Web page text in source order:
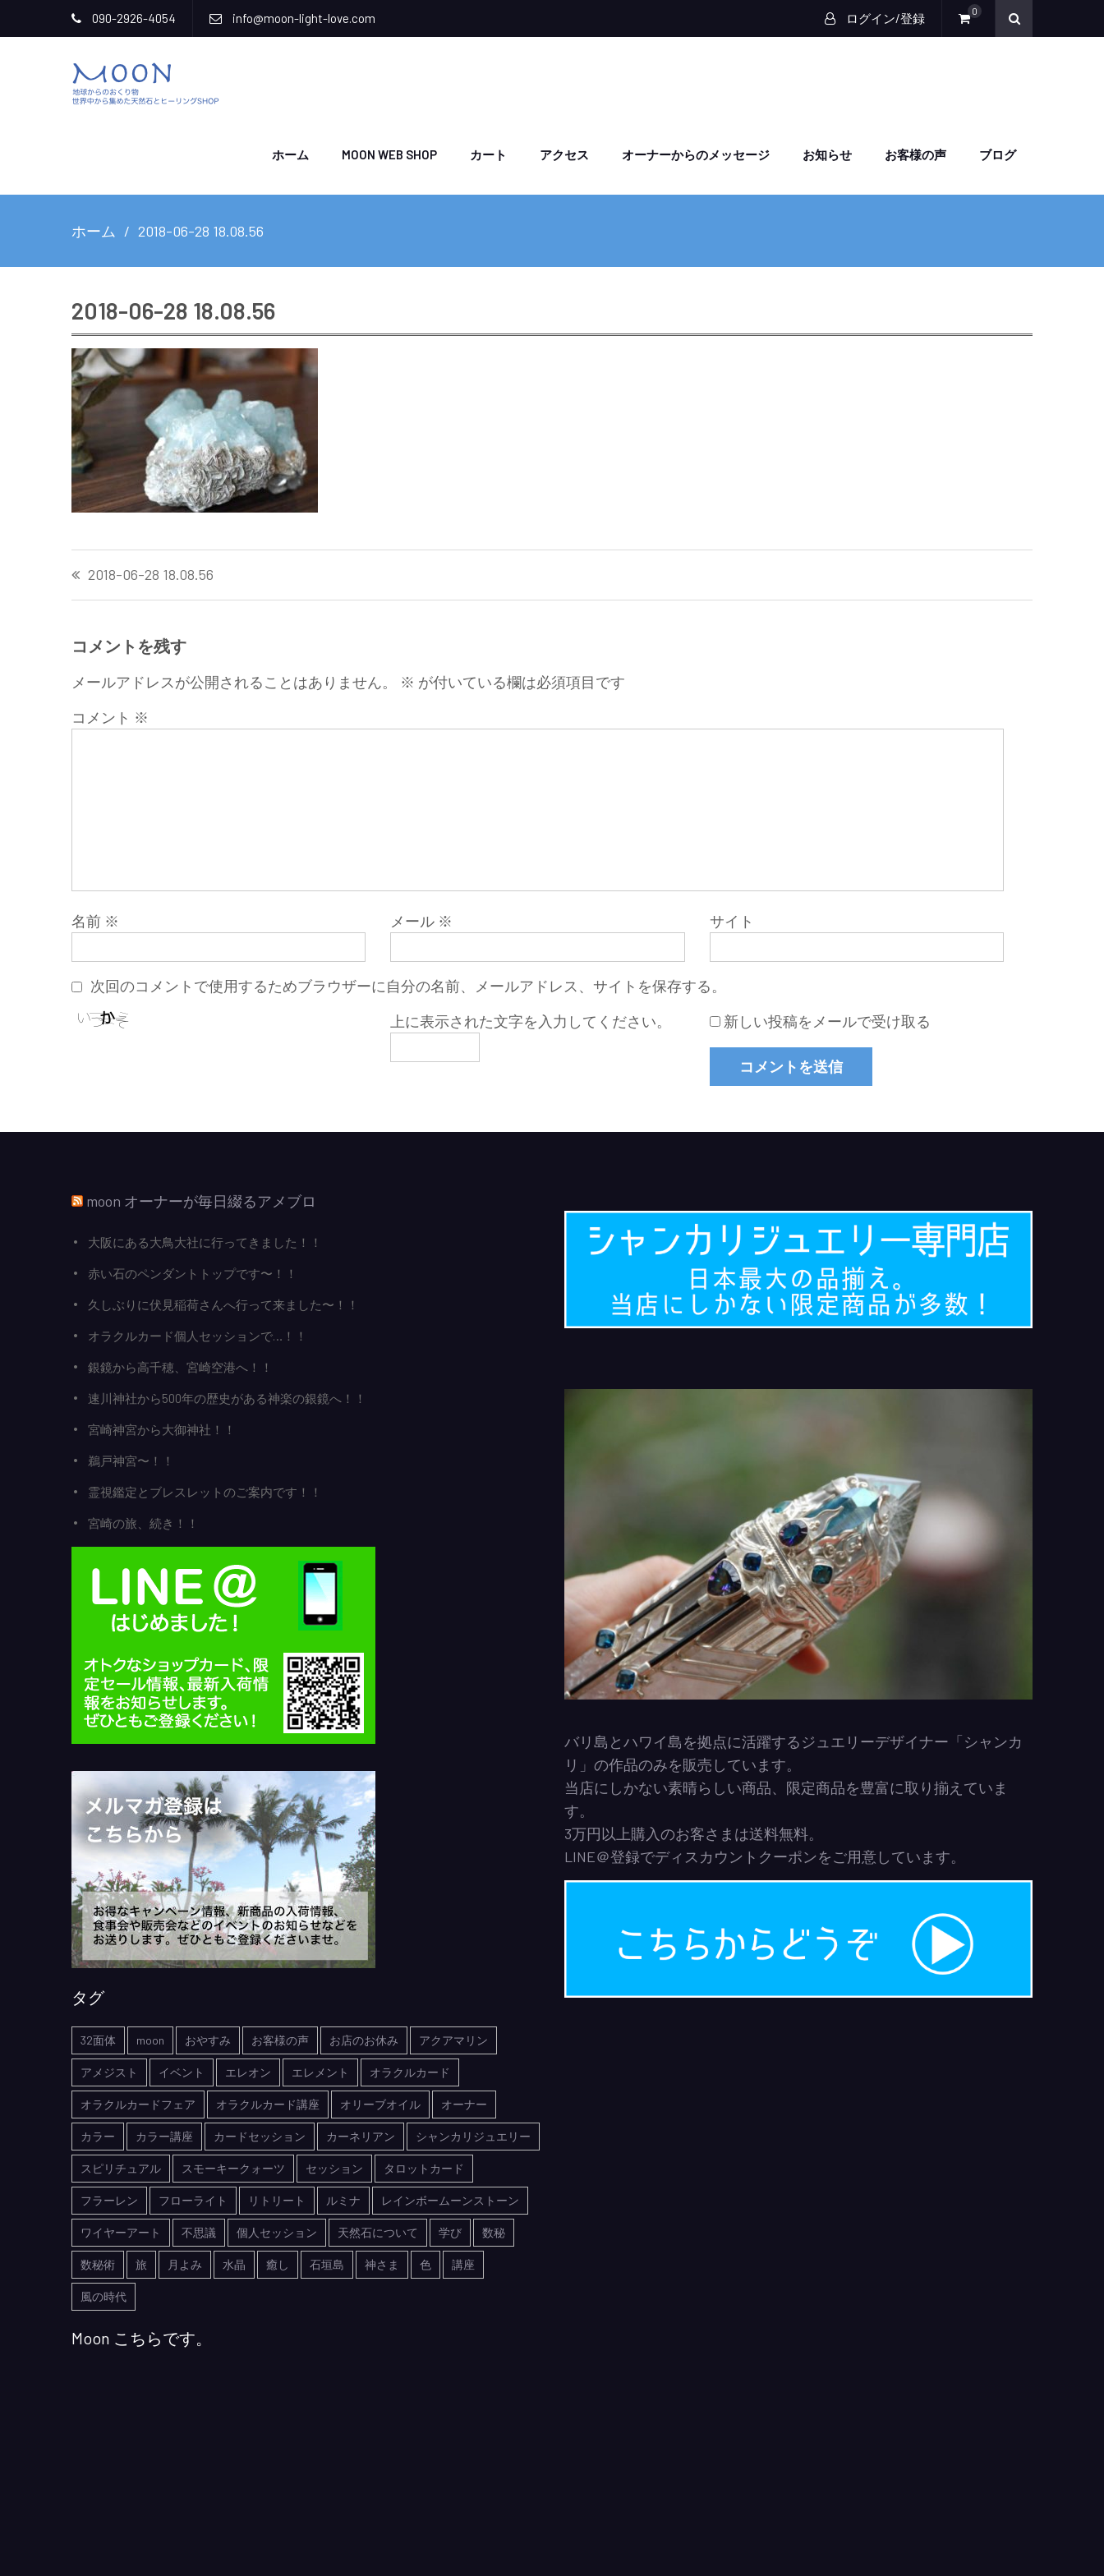
090-2926-4054 info@moon-light-love.com ログイン/登録 0
ホーム MOON WEB SHOP カート アクセス オーナーからのメッセージ お知らせ お客様の声 ブログ
ホーム 2018-06-28 18.08.56
2018-06-28 18.08.56
投
稿
ナ
ゲ
シ
ョ
ン
2018-06-28 18.08.56
コメントを残す
メールアドレスが公開されることはありません。 ※ が付いている欄は必須項目です
コメント ※
名前 ※ メール ※ サイト
次回のコメントで使用するためブラウザーに自分の名前、メールアドレス、サイトを保存する。
上に表示された文字を入力してください。
新しい投稿をメールで受け取る
moon オーナーが毎日綴るアメブロ
大阪にある大鳥大社に行ってきました！！
赤い石のペンダントトップです〜！！
久しぶりに伏見稲荷さんへ行って来ました〜！！
オラクルカード個人セッションで…！！
銀鏡から高千穂、宮崎空港へ！！
速川神社から500年の歴史がある神楽の銀鏡へ！！
宮崎神宮から大御神社！！
鵜戸神宮〜！！
霊視鑑定とブレスレットのご案内です！！
宮崎の旅、続き！！
タグ
32面体 moon おやすみ お客様の声 お店のお休み アクアマリン
アメジスト イベント エレオン エレメント オラクルカード
オラクルカードフェア オラクルカード講座 オリーブオイル オーナー
カラー カラー講座 カードセッション カーネリアン シャンカリジュエリー
スピリチュアル スモーキークォーツ セッション タロットカード
フラーレン フローライト リトリート ルミナ レインボームーンストーン
ワイヤーアート 不思議 個人セッション 天然石について 学び 数秘
数秘術 旅 月よみ 水晶 癒し 石垣島 神さま 色 講座
風の時代
Moon こちらです。
バリ島とハワイ島を拠点に活躍するジュエリーデザイナー「シャンカ
リ」の作品のみを販売しています。
当店にしかない素晴らしい商品、限定商品を豊富に取り揃えていま
す。
3万円以上購入のお客さまは送料無料。
LINE＠登録でディスカウントクーポンをご用意しています。